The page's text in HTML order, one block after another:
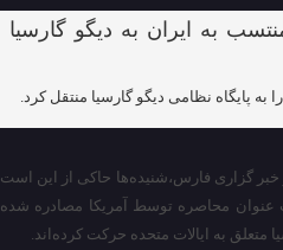
پایگاه نظامی دیگو گارسیا منتقل کرد.
خبر گزاری فارس،شنیده‌ها حاکی از این است
محاصره توسط آمریکا مصادره شده
متعلق به ایالات متحده حرکت کرده‌اند.